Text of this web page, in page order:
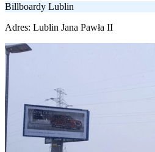
Billboardy Lublin
Adres: Lublin Jana Pawła II